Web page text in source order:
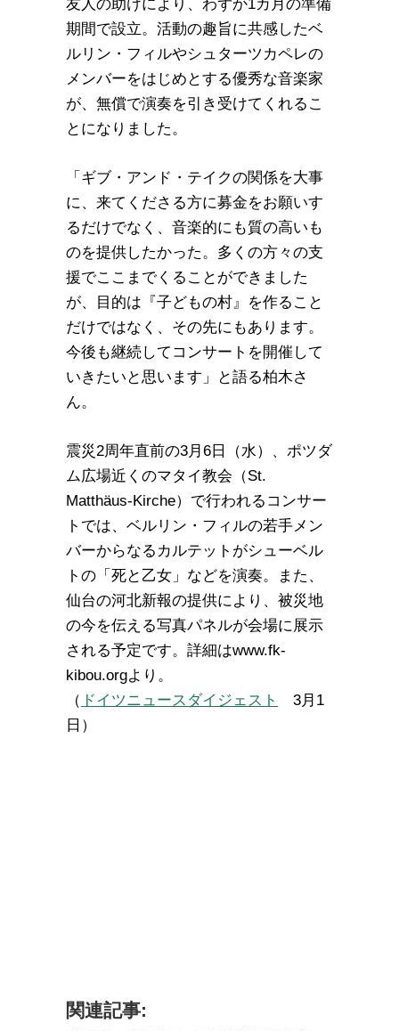
友人の助けにより、わずか1カ月の準備
期間で設立。活動の趣旨に共感したベ
ルリン・フィルやシュターツカペレの
メンバーをはじめとする優秀な音楽家
が、無償で演奏を引き受けてくれるこ
とになりました。
「ギブ・アンド・テイクの関係を大事
に、来てくださる方に募金をお願いす
るだけでなく、音楽的にも質の高いも
のを提供したかった。多くの方々の支
援でここまでくることができました
が、目的は『子どもの村』を作ること
だけではなく、その先にもあります。
今後も継続してコンサートを開催して
いきたいと思います」と語る柏木さ
ん。
震災2周年直前の3月6日（水）、ポツダ
ム広場近くのマタイ教会（St.
Matthäus-Kirche）で行われるコンサー
トでは、ベルリン・フィルの若手メン
バーからなるカルテットがシューベル
トの「死と乙女」などを演奏。また、
仙台の河北新報の提供により、被災地
の今を伝える写真パネルが会場に展示
される予定です。詳細はwww.fk-
kibou.orgより。
（ ドイツニュースダイジェスト
3月1
日）
関連記事: